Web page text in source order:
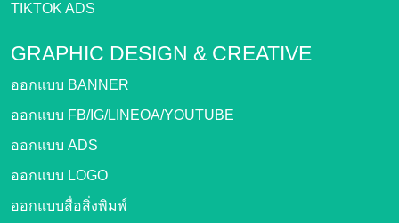
TIKTOK ADS
GRAPHIC DESIGN & CREATIVE
ออกแบบ BANNER
ออกแบบ FB/IG/LINEOA/YOUTUBE
ออกแบบ ADS
ออกแบบ LOGO
ออกแบบสื่อสิ่งพิมพ์